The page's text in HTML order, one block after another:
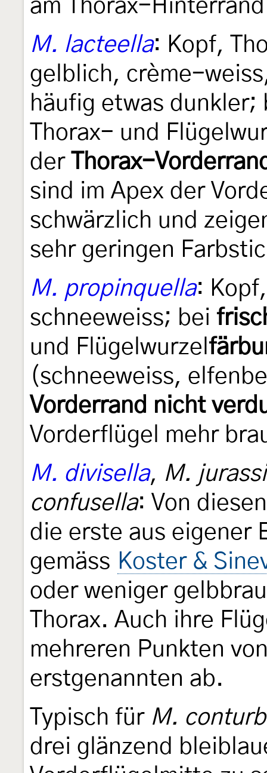
am Thorax-
M. lacteella: Kopf,
gelblich, crème-
häufig etwas
Thorax- und
der
Thorax-
sind im Apex der
schwärzlich und
sehr geringen
M. propinquella:
schneeweiss; bei
und Flügelwurzel
(schneeweiss,
Vorderrand nicht
Vorderflügel mehr
M. divisella, M.
confusella: Von
die erste aus eigener
gemäss Koster &
oder weniger
Thorax. Auch ihre
mehreren Punkten
erstgenannten ab.
Typisch für M.
drei glänzend